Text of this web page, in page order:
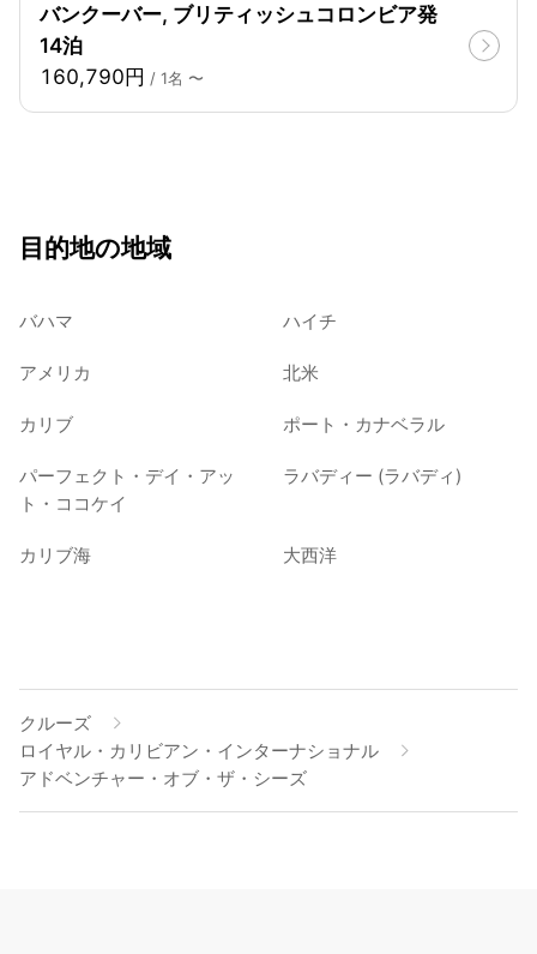
バンクーバー, ブリティッシュコロンビア発
14泊
160,790円 / 1名 〜
目的地の地域
バハマ ハイチ
アメリカ 北米
カリブ ポート・カナベラル
パーフェクト・デイ・アッ
ト・ココケイ
ラバディー (ラバディ)
カリブ海 大西洋
クルーズ
ロイヤル・カリビアン・インターナショナル
アドベンチャー・オブ・ザ・シーズ